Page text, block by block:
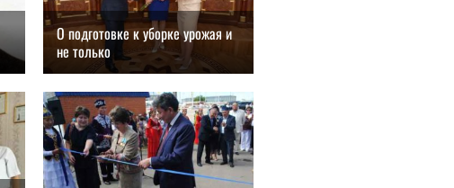
О подготовке к уборке урожая и
не только
26.08.2018, 15:00